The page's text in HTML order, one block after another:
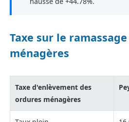
Taxe sur le
ménagères
Taxe d'enlèvement des
ordures ménagères